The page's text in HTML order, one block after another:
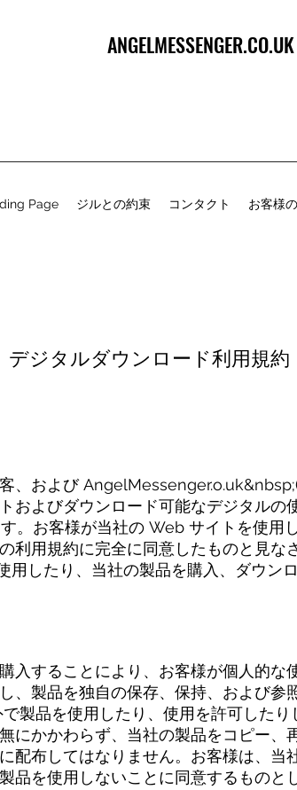
ANGELMESSENGER.CO.UK
Page ジルとの約束 コンタクト お客様
デジタルダウンロード利用規約
、および
およびダウンロード可能なデジタルの
。お客様が当社の Web サイトを使用
利用規約に完全に同意したものと見な
したり、当社の製品を購入、ダウン
入することにより、お客様が個人的な
、製品を独自の保存、保持、および参
製品を使用したり、使用を許可した
にかかわらず、当社の製品をコピー、
配布してはなりません。お客様は、当
品を使用しないことに同意するものと